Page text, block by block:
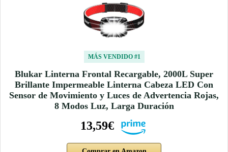
MÁS VENDIDO #1
Blukar Linterna Frontal Recargable, 2000L Super
Brillante Impermeable Linterna Cabeza LED Con
Sensor de Movimiento y Luces de Advertencia Rojas,
8 Modos Luz, Larga Duración
13,59€